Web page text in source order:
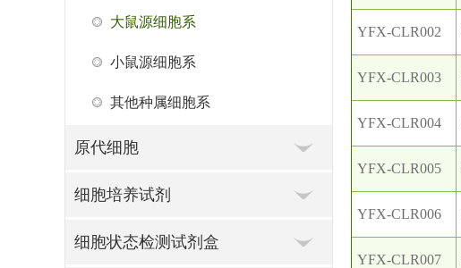
大鼠源细胞系
小鼠源细胞系
其他种属细胞系
原代细胞
细胞培养试剂
细胞状态检测试剂盒
YFX-CLR002
YFX-CLR003
YFX-CLR004
YFX-CLR005
YFX-CLR006
YFX-CLR007